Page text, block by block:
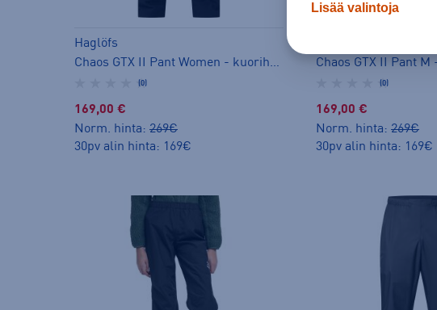
Haglöfs
Chaos GTX II Pant Women - kuorihousut
(0)
169,00 €
Norm. hinta: 269€
30pv alin hinta: 169€
Chaos GTX II Pant
(0)
169,00 €
Norm. hinta: 269€
30pv alin hinta: 169€
Lisää valintoja